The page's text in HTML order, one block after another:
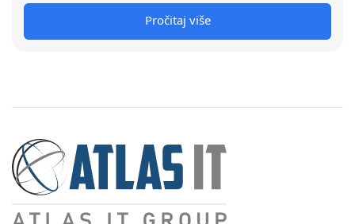
Pročitaj više